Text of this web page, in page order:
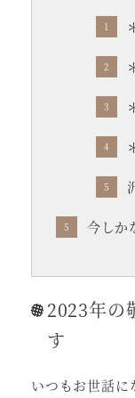
今しか
2023年の
す
いつもお世話に